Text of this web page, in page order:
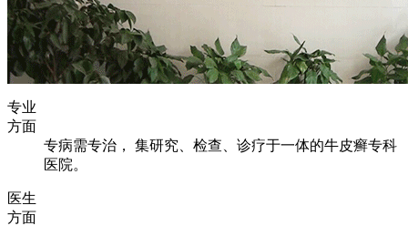
专业
方面
专病需专治， 集研究、检查、诊疗于一体的牛皮癣专科
医院。
医生
方面